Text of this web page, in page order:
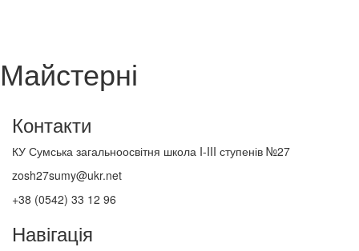
Майстерні
Контакти
КУ Сумська загальноосвітня школа I-III ступенів №27
zosh27sumy@ukr.net
+38 (0542) 33 12 96
Навігація